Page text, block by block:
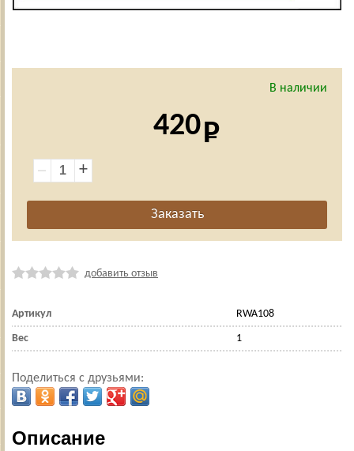
В наличии
420
+
добавить отзыв
Артикул RWA108
Вес 1
Поделиться с друзьями:
Описание